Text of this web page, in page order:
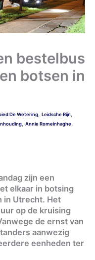
bestelbus
botsen in
De Wetering, Leidsche Rijn,
, Annie Romeinhaghe,
zijn een
elkaar in botsing
in Utrecht. Het
op de kruising
de ernst van
aanwezig
eenheden ter